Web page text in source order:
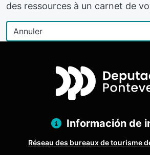
des ressources à un carnet de
Información de
Réseau des bureaux de tourisme